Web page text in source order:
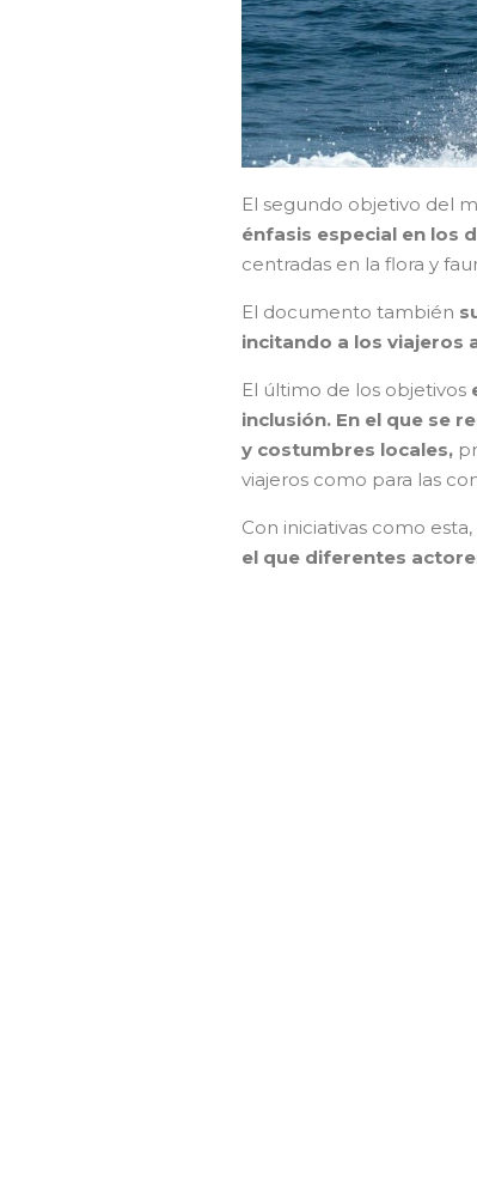
El segundo objetivo del
énfasis especial en los
centradas en la flora y
El documento también
incitando a los viajeros
El último de los objetivos
inclusión. En el que se
y costumbres locales,
viajeros como para las
Con iniciativas como esta,
el que diferentes